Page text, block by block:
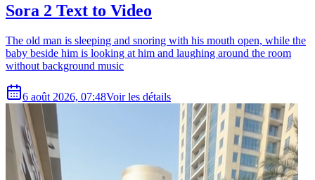
Sora 2 Text to Video
The old man is sleeping and snoring with his mouth open, while the
baby beside him is looking at him and laughing around the room
without background music
6 août 2026, 07:48Voir les détails